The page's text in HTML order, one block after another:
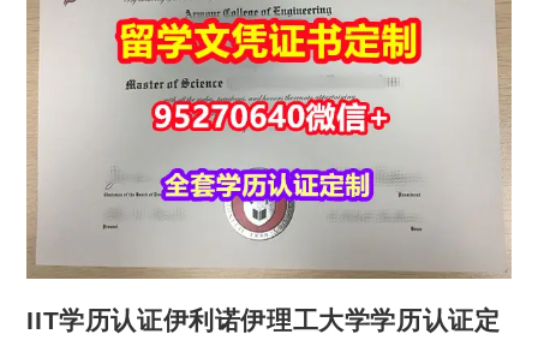
IIT学历认证伊利诺伊理工大学学历认证定